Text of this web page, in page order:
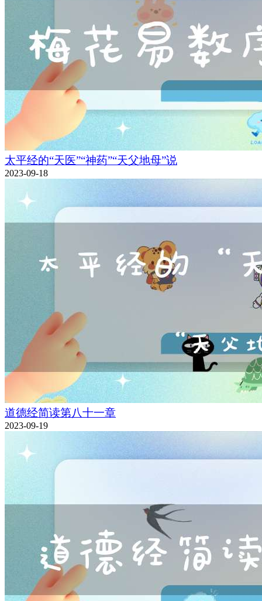
太平经的“天医”“神药”“天父地母”说
2023-09-18
道德经简读第八十一章
2023-09-19